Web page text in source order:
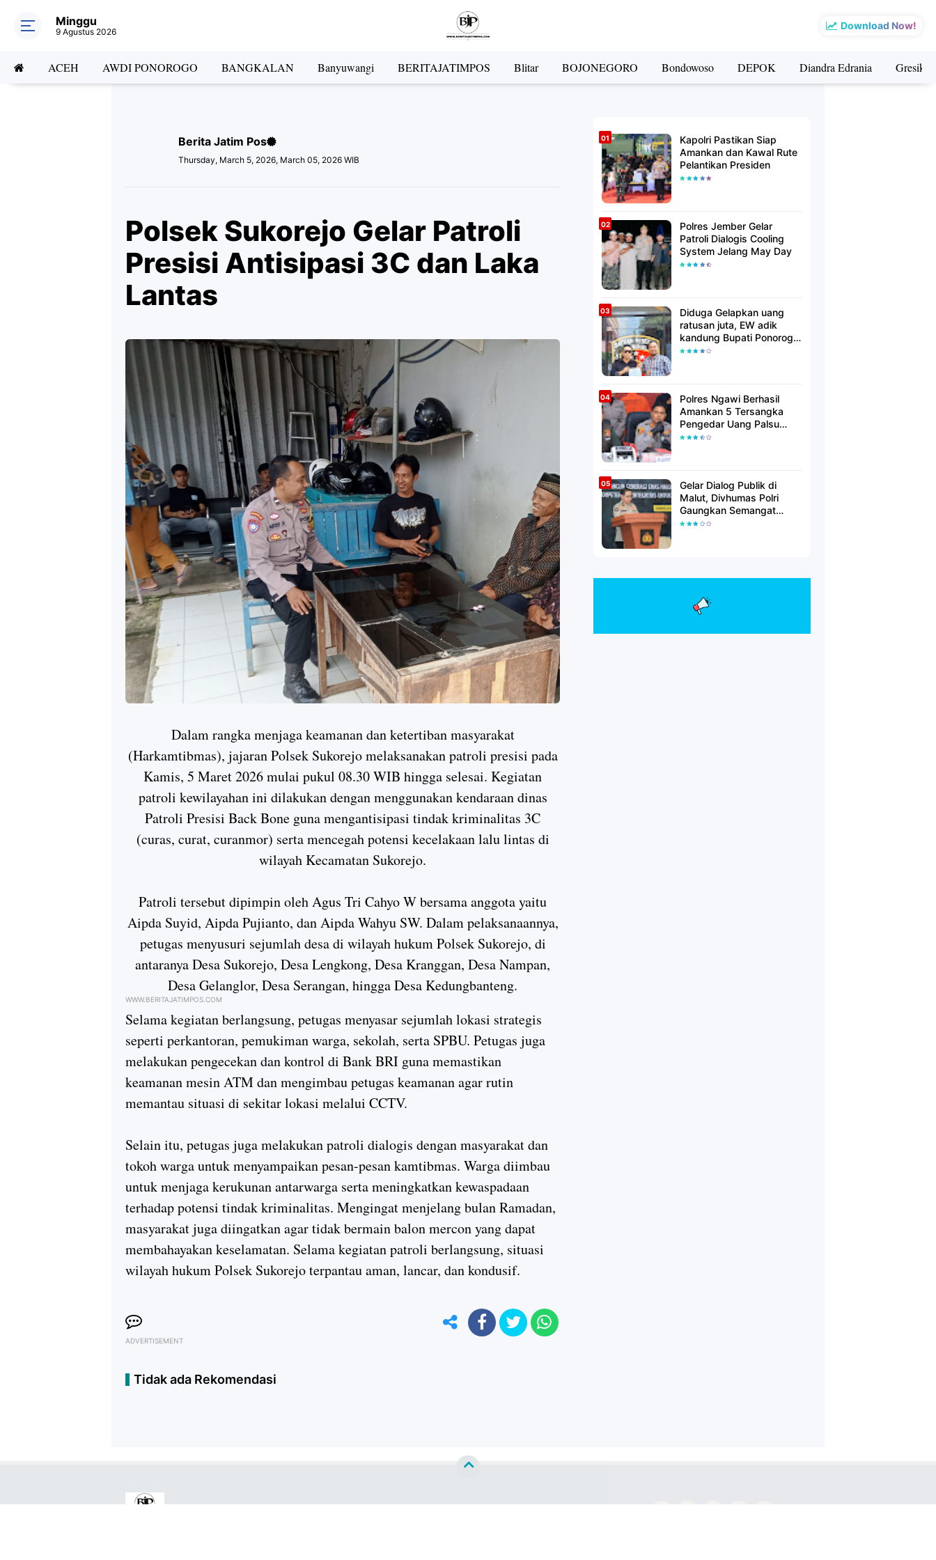
Download Now!
Minggu
9 Agustus 2026
ACEH AWDI PONOROGO BANGKALAN Banyuwangi BERITAJATIMPOS Blitar BOJONEGORO Bondowoso DEPOK Diandra Edrania Gresik
Berita Jatim Pos
Thursday, March 5, 2026, March 05, 2026 WIB
Polsek Sukorejo Gelar Patroli
Presisi Antisipasi 3C dan Laka
Lantas
Dalam rangka menjaga keamanan dan ketertiban masyarakat
(Harkamtibmas), jajaran Polsek Sukorejo melaksanakan patroli presisi pada
Kamis, 5 Maret 2026 mulai pukul 08.30 WIB hingga selesai. Kegiatan
patroli kewilayahan ini dilakukan dengan menggunakan kendaraan dinas
Patroli Presisi Back Bone guna mengantisipasi tindak kriminalitas 3C
(curas, curat, curanmor) serta mencegah potensi kecelakaan lalu lintas di
wilayah Kecamatan Sukorejo.
Patroli tersebut dipimpin oleh Agus Tri Cahyo W bersama anggota yaitu
Aipda Suyid, Aipda Pujianto, dan Aipda Wahyu SW. Dalam pelaksanaannya,
petugas menyusuri sejumlah desa di wilayah hukum Polsek Sukorejo, di
antaranya Desa Sukorejo, Desa Lengkong, Desa Kranggan, Desa Nampan,
Desa Gelanglor, Desa Serangan, hingga Desa Kedungbanteng.
WWW.BERITAJATIMPOS.COM
Selama kegiatan berlangsung, petugas menyasar sejumlah lokasi strategis
seperti perkantoran, pemukiman warga, sekolah, serta SPBU. Petugas juga
melakukan pengecekan dan kontrol di Bank BRI guna memastikan
keamanan mesin ATM dan mengimbau petugas keamanan agar rutin
memantau situasi di sekitar lokasi melalui CCTV.
Selain itu, petugas juga melakukan patroli dialogis dengan masyarakat dan
tokoh warga untuk menyampaikan pesan-pesan kamtibmas. Warga diimbau
untuk menjaga kerukunan antarwarga serta meningkatkan kewaspadaan
terhadap potensi tindak kriminalitas. Mengingat menjelang bulan Ramadan,
masyarakat juga diingatkan agar tidak bermain balon mercon yang dapat
membahayakan keselamatan. Selama kegiatan patroli berlangsung, situasi
wilayah hukum Polsek Sukorejo terpantau aman, lancar, dan kondusif.
ADVERTISEMENT
Tidak ada Rekomendasi
Kapolri Pastikan Siap
Amankan dan Kawal Rute
Pelantikan Presiden
Polres Jember Gelar
Patroli Dialogis Cooling
System Jelang May Day
Diduga Gelapkan uang
ratusan juta, EW adik
kandung Bupati Ponorogo
dilaporkan Polisi
Polres Ngawi Berhasil
Amankan 5 Tersangka
Pengedar Uang Palsu
Lintas Provinsi
Gelar Dialog Publik di
Malut, Divhumas Polri
Gaungkan Semangat
Generasi Berkarakter dan